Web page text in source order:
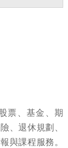
票、基金、期
、退休規劃、
與課程服務。